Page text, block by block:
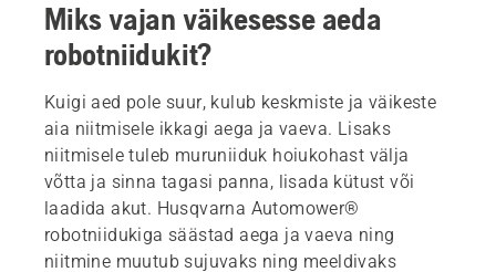
Miks vajan väikesesse aeda
robotniidukit?
Kuigi aed pole suur, kulub keskmiste ja väikeste
aia niitmisele ikkagi aega ja vaeva. Lisaks
niitmisele tuleb muruniiduk hoiukohast välja
võtta ja sinna tagasi panna, lisada kütust või
laadida akut. Husqvarna Automower®
robotniidukiga säästad aega ja vaeva ning
niitmine muutub sujuvaks ning meeldivaks